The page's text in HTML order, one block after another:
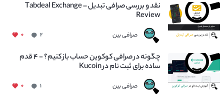
نقد و بررسی صرافی تبدیل – Tabdeal Exchange
Review
صرافی بین ۲ ۰
چگونه در صرافی کوکوین حساب باز کنیم؟ - ۴ قدم
ساده برای ثبت نام در Kucoin
صرافی بین ۱ ۰